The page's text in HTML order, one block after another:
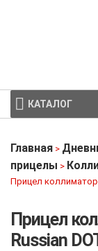
КАТАЛОГ
Главная >
прицелы >
Прицел
Прицел
Russian